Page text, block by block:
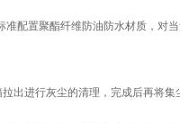
配置聚酯纤维防油防水材质，对
出进行灰尘的清理，完成后再将集